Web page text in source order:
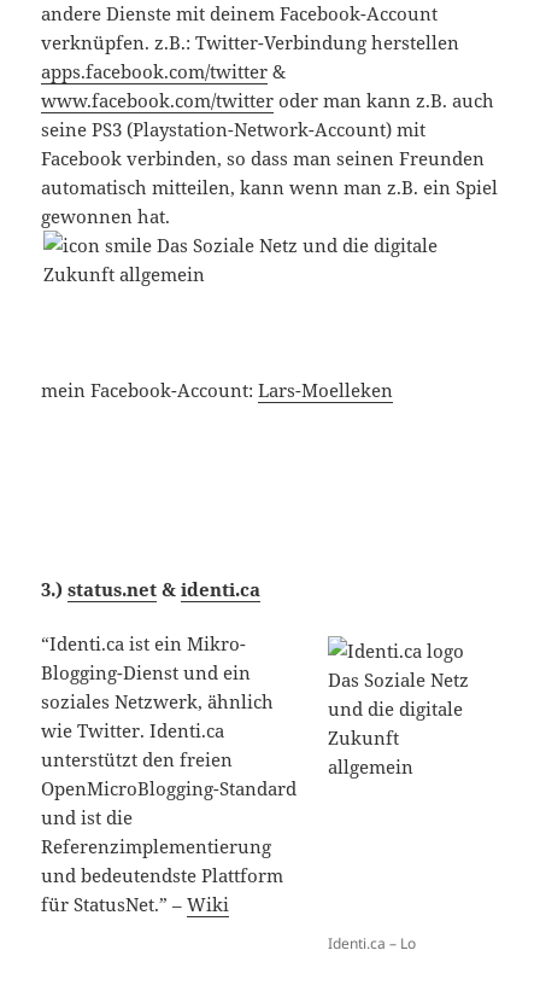
andere Dienste mit deinem Facebook-Account
verknüpfen. z.B.: Twitter-Verbindung herstellen
apps.facebook.com/twitter &
www.facebook.com/twitter oder man kann z.B. auch
seine PS3 (Playstation-Network-Account) mit
Facebook verbinden, so dass man seinen Freunden
automatisch mitteilen, kann wenn man z.B. ein Spiel
gewonnen hat.
mein Facebook-Account:Lars-Moelleken
3.)status.net &identi.ca
Identi.ca – Lo
“Identi.ca ist ein Mikro-
Blogging-Dienst und ein
soziales Netzwerk, ähnlich
wie Twitter. Identi.ca
unterstützt den freien
OpenMicroBlogging-Standard
und ist die
Referenzimplementierung
und bedeutendste Plattform
für StatusNet.” –Wiki